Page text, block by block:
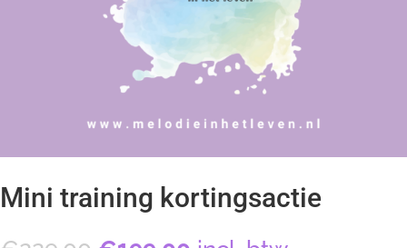
Mini training kortingsactie